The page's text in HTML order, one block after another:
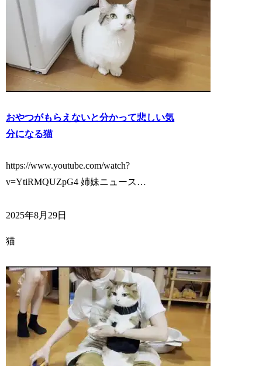
おやつがもらえないと分かって悲しい気
分になる猫
https://www.youtube.com/watch?
v=YtiRMQUZpG4 姉妹ニュース…
2025年8月29日
猫